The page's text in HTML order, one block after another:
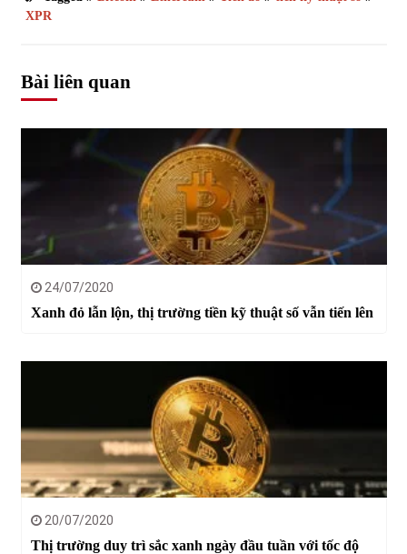
XPR
Bài liên quan
24/07/2020
Xanh đỏ lẫn lộn, thị trường tiền kỹ thuật số vẫn tiến lên
20/07/2020
Thị trường duy trì sắc xanh ngày đầu tuần với tốc độ